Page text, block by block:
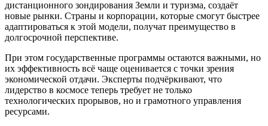
дистанционного зондирования Земли и туризма, создаёт
новые рынки. Страны и корпорации, которые смогут быстрее
адаптироваться к этой модели, получат преимущество в
долгосрочной перспективе.
При этом государственные программы остаются важными, но
их эффективность всё чаще оценивается с точки зрения
экономической отдачи. Эксперты подчёркивают, что
лидерство в космосе теперь требует не только
технологических прорывов, но и грамотного управления
ресурсами.